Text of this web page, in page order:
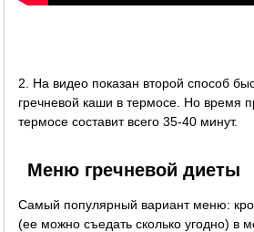
2. На видео показан второй способ
гречневой каши в термосе. Но время
термосе составит всего 35-40 минут.
Меню гречневой диеты
Самый популярный вариант меню:
(ее можно съедать сколько угодно) в